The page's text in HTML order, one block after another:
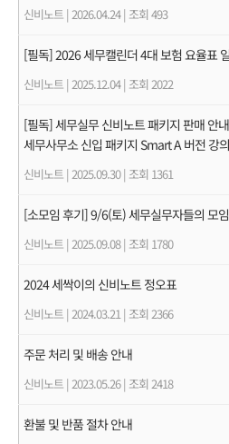
신비노트 | 2026.04.24 | 조회 493
[필독] 2026 세무캘린더 4대 보험 요율표
신비노트 | 2025.12.04 | 조회 2022
[필독] 세무실무 신비노트 패키지 판매 안
세무사무소 신입 패키지 Smart A 버전 강
신비노트 | 2025.09.30 | 조회 1361
[소모임 후기] 9/6(토) 세무실무자들의 모
신비노트 | 2025.09.08 | 조회 1780
2024 세싹이의 신비노트 정오표
신비노트 | 2024.03.21 | 조회 2366
주문 처리 및 배송 안내
신비노트 | 2023.05.26 | 조회 2418
환불 및 반품 절차 안내